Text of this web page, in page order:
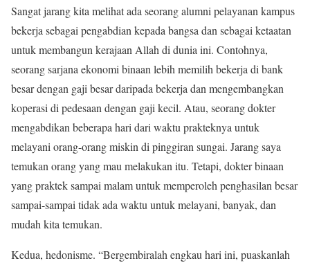
Sangat jarang kita melihat ada seorang alumni pelayanan kampus
bekerja sebagai pengabdian kepada bangsa dan sebagai ketaatan
untuk membangun kerajaan Allah di dunia ini. Contohnya,
seorang sarjana ekonomi binaan lebih memilih bekerja di bank
besar dengan gaji besar daripada bekerja dan mengembangkan
koperasi di pedesaan dengan gaji kecil. Atau, seorang dokter
mengabdikan beberapa hari dari waktu prakteknya untuk
melayani orang-orang miskin di pinggiran sungai. Jarang saya
temukan orang yang mau melakukan itu. Tetapi, dokter binaan
yang praktek sampai malam untuk memperoleh penghasilan besar
sampai-sampai tidak ada waktu untuk melayani, banyak, dan
mudah kita temukan.
Kedua, hedonisme. “Bergembiralah engkau hari ini, puaskanlah